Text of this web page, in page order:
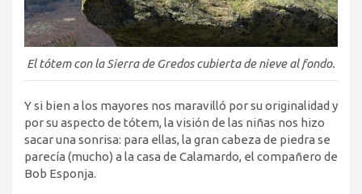
El tótem con la Sierra de Gredos cubierta de nieve al fondo.
Y si bien a los mayores nos maravilló por su originalidad y
por su aspecto de tótem, la visión de las niñas nos hizo
sacar una sonrisa: para ellas, la gran cabeza de piedra se
parecía (mucho) a la casa de Calamardo, el compañero de
Bob Esponja.